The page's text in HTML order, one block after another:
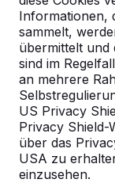
Informationen,
sammelt,
übermittelt und
sind im
an mehrere
US Privacy
Privacy Shield-
über das
USA zu
einzusehen.
HeBlad
Diekerstraße 97
42781 Haan
Deutschland
+49 212